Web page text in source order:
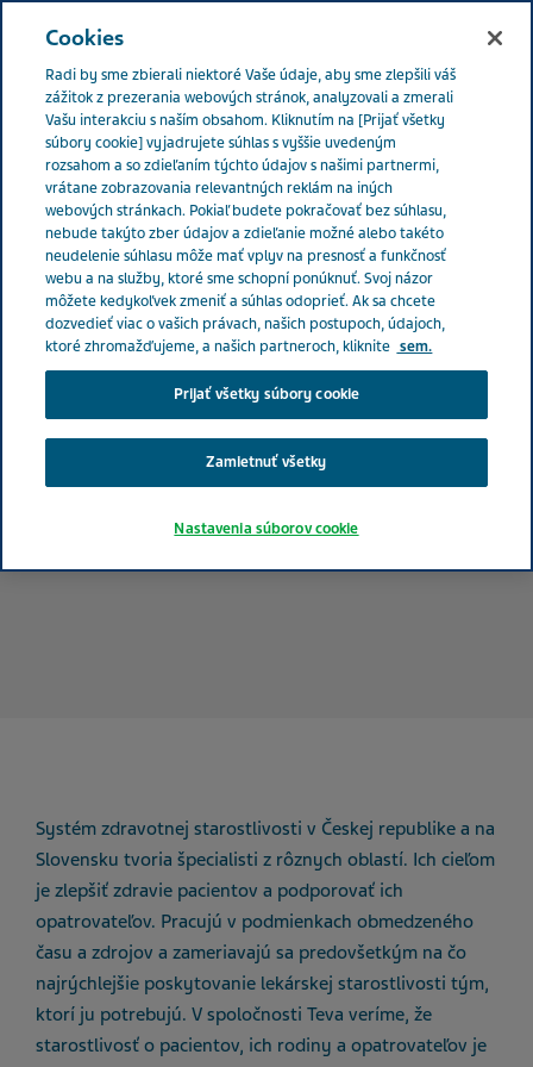
Slovakia Zdravie s ľudskou tvárou Podmienky účasti
Zdravie s ľudskou tvárou –
programové pravidlá (ďalej
len „Pravidlá“)
Systém zdravotnej starostlivosti v Českej republike a na
Slovensku tvoria špecialisti z rôznych oblastí. Ich cieľom
je zlepšiť zdravie pacientov a podporovať ich
opatrovateľov. Pracujú v podmienkach obmedzeného
času a zdrojov a zameriavajú sa predovšetkým na čo
najrýchlejšie poskytovanie lekárskej starostlivosti tým,
ktorí ju potrebujú. V spoločnosti Teva veríme, že
starostlivosť o pacientov, ich rodiny a opatrovateľov je
Cookies
Radi by sme zbierali niektoré Vaše údaje, aby sme zlepšili váš
zážitok z prezerania webových stránok, analyzovali a zmerali
Vašu interakciu s naším obsahom. Kliknutím na [Prijať všetky
súbory cookie] vyjadrujete súhlas s vyššie uvedeným
rozsahom a so zdieľaním týchto údajov s našimi partnermi,
vrátane zobrazovania relevantných reklám na iných
webových stránkach. Pokiaľ budete pokračovať bez súhlasu,
nebude takýto zber údajov a zdieľanie možné alebo takéto
neudelenie súhlasu môže mať vplyv na presnosť a funkčnosť
webu a na služby, ktoré sme schopní ponúknuť. Svoj názor
môžete kedykoľvek zmeniť a súhlas odoprieť. Ak sa chcete
dozvedieť viac o vašich právach, našich postupoch, údajoch,
ktoré zhromažďujeme, a našich partneroch, kliknite sem.
Prijať všetky súbory cookie
Zamietnuť všetky
Nastavenia súborov cookie